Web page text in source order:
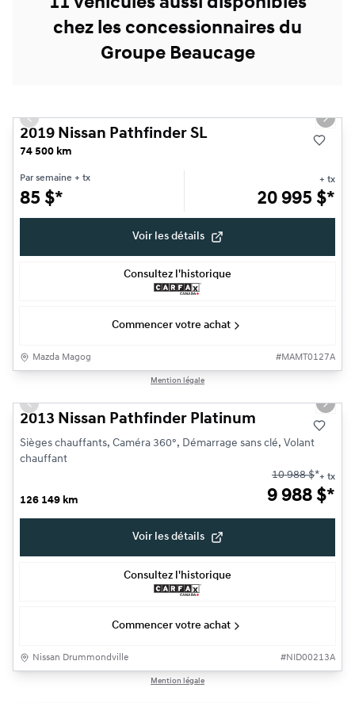
chez les concessionnaires du
Groupe Beaucage
Previous slide Next
2019 Nissan Pathfinder SL
74 500 km
Par semaine + tx
85 $*
+ tx
20 995 $*
Voir les détails
Consultez l'historique
Commencer votre achat
Mazda Magog #MAMT0127A
Mention légale
Previous slide Next
2013 Nissan Pathfinder Platinum
Sièges chauffants, Caméra 360°, Démarrage sans clé, Volant
chauffant
126 149 km 9 988 $*
10 988$*+ tx
Voir les détails
Consultez l'historique
Commencer votre achat
Nissan Drummondville #NID00213A
Mention légale